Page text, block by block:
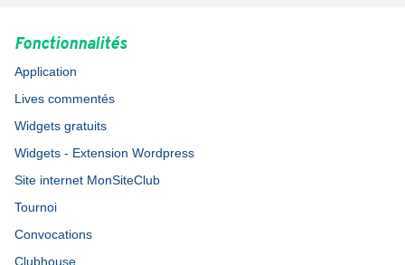
Fonctionnalités
Application
Lives commentés
Widgets gratuits
Widgets - Extension Wordpress
Site internet MonSiteClub
Tournoi
Convocations
Clubhouse